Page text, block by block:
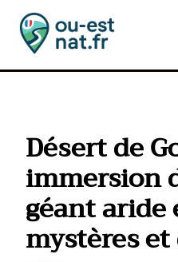
contenu
Désert de
immersion
géant aride
mystères